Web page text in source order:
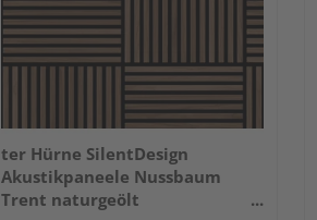
ter Hürne SilentDesign
Akustikpaneele Nussbaum
Trent naturgeölt